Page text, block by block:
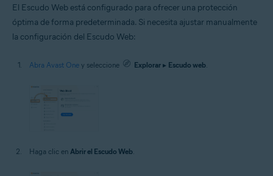
El Escudo Web está configurado para ofrecer una protección
óptima de forma predeterminada. Si necesita ajustar manualmente
la configuración del Escudo Web:
Abra Avast One y seleccione Explorar ▸ Escudo web.
Haga clic en Abrir el Escudo Web